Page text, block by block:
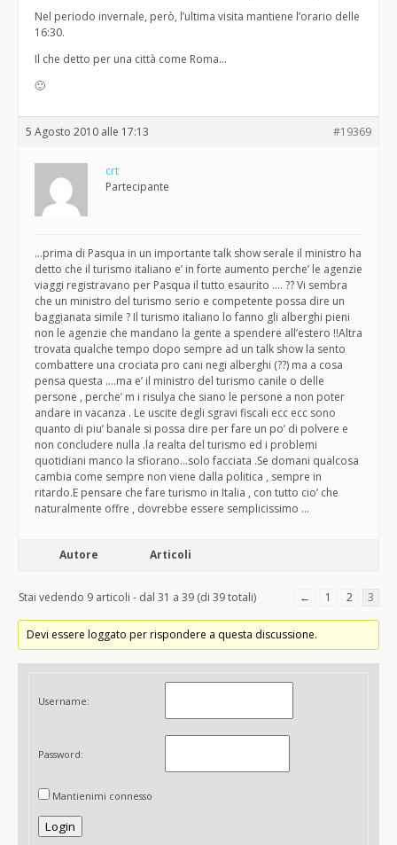
Nel periodo invernale, però, l’ultima visita mantiene l’orario delle
16:30.
Il che detto per una città come Roma…
🙂
5 Agosto 2010 alle 17:13 #19369
crt
Partecipante
…prima di Pasqua in un importante talk show serale il ministro ha
detto che il turismo italiano e’ in forte aumento perche’ le agenzie
viaggi registravano per Pasqua il tutto esaurito …. ?? Vi sembra
che un ministro del turismo serio e competente possa dire un
baggianata simile ? Il turismo italiano lo fanno gli alberghi pieni
non le agenzie che mandano la gente a spendere all’estero !!Altra
trovata qualche tempo dopo sempre ad un talk show la sento
combattere una crociata pro cani negi alberghi (??) ma a cosa
pensa questa ….ma e’ il ministro del turismo canile o delle
persone , perche’ m i risulya che siano le persone a non poter
andare in vacanza . Le uscite degli sgravi fiscali ecc ecc sono
quanto di piu’ banale si possa dire per fare un po’ di polvere e
non concludere nulla .la realta del turismo ed i problemi
quotidiani manco la sfiorano…solo facciata .Se domani qualcosa
cambia come sempre non viene dalla politica , sempre in
ritardo.E pensare che fare turismo in Italia , con tutto cio’ che
naturalmente offre , dovrebbe essere semplicissimo …
Autore Articoli
Stai vedendo 9 articoli - dal 31 a 39 (di 39 totali) ← 1 2 3
Devi essere loggato per rispondere a questa discussione.
Username:
Password:
Mantienimi connesso
Login